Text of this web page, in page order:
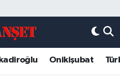
Onikişubat
Eczaneler
Durumu